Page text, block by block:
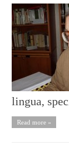
lingua,
Read more »